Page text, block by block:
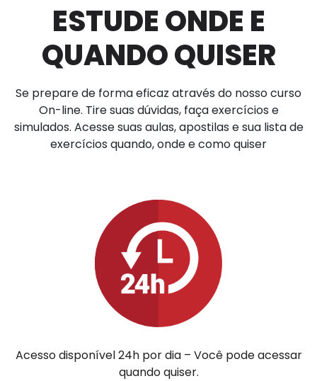
ESTUDE ONDE E
QUANDO QUISER
Se prepare de forma eficaz através do nosso curso
On-line. Tire suas dúvidas, faça exercícios e
simulados. Acesse suas aulas, apostilas e sua lista de
exercícios quando, onde e como quiser
Acesso disponível 24h por dia – Você pode acessar
quando quiser.